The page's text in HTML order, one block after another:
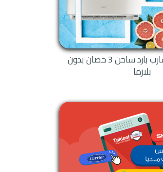
عروض تكييف شارب بارد ساخن 3 حصان بدون
بلازما